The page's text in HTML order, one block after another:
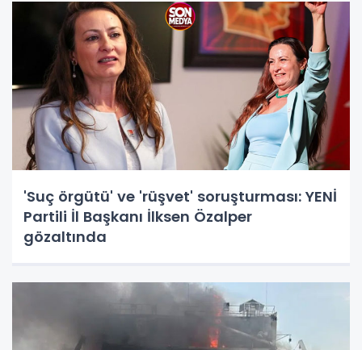
'Suç örgütü' ve 'rüşvet' soruşturması: YENİ
Partili İl Başkanı İlksen Özalper
gözaltında